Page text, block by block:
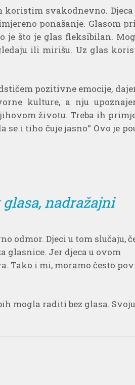
koristim svakodnevno.
ponašanje. Glasom
je što je glas fleksibilan.
ili mirišu. Uz glas
pozitivne emocije,
kulture, a nju
životu. Treba ih
i tiho čuje jasno“ Ovo je
nadražajni
odmor. Djeci u tom slučaju,
glasnice. Jer djeca u ovom
Tako i mi, moramo često
mogla raditi bez glasa. Svoju